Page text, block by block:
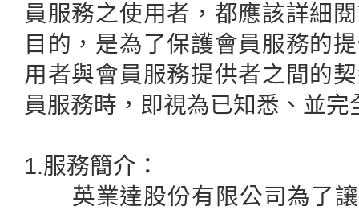
員服務之使用者，都應該詳細
目的，是為了保護會員服務的
用者與會員服務提供者之間的
員服務時，即視為已知悉、並
1.服務簡介：
英業達股份有限公司為了讓